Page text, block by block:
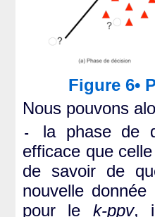
Figure 6•
Nous pouvons
- la phase de
efficace que
de savoir de
nouvelle
pour le k-ppv,